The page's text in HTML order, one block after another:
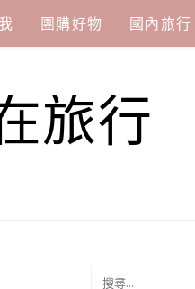
團購好物 國內旅行
旅行